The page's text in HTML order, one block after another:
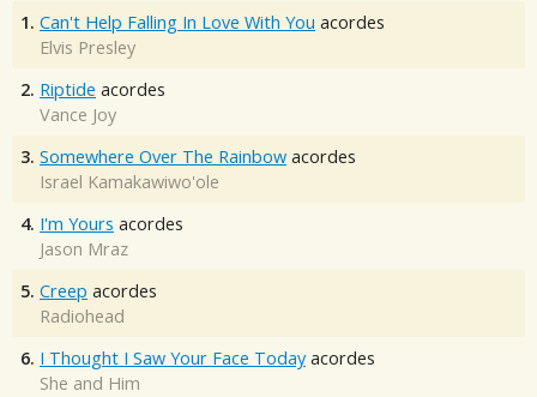
1. Can't Help Falling In Love With You acordes
Elvis Presley
2. Riptide acordes
Vance Joy
3. Somewhere Over The Rainbow acordes
Israel Kamakawiwo'ole
4. I'm Yours acordes
Jason Mraz
5. Creep acordes
Radiohead
6. I Thought I Saw Your Face Today acordes
She and Him